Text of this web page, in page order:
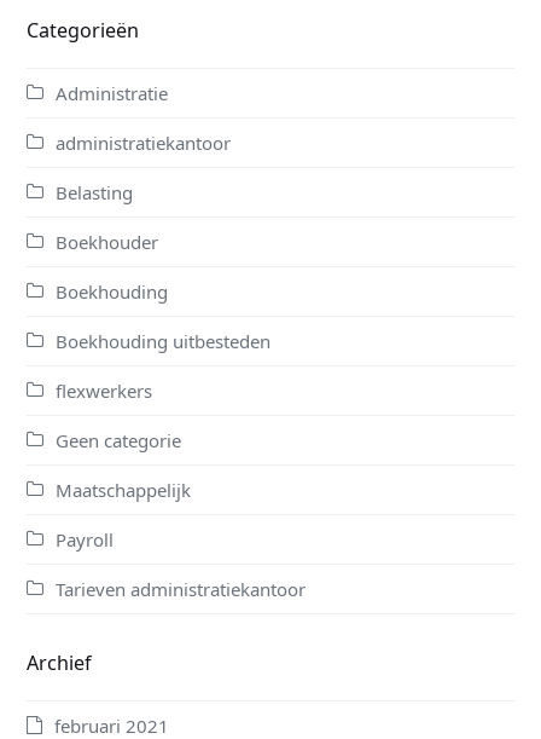
Categorieën
Administratie
administratiekantoor
Belasting
Boekhouder
Boekhouding
Boekhouding uitbesteden
flexwerkers
Geen categorie
Maatschappelijk
Payroll
Tarieven administratiekantoor
Archief
februari 2021